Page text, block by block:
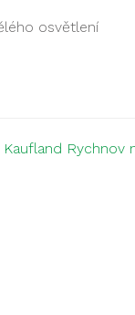
osvětlení
Kaufland Rychnov